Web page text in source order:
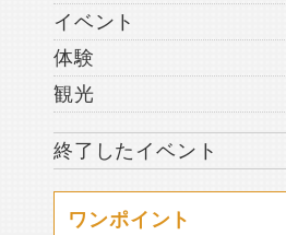
イベント
体験
観光
終了したイベント
ワンポイント